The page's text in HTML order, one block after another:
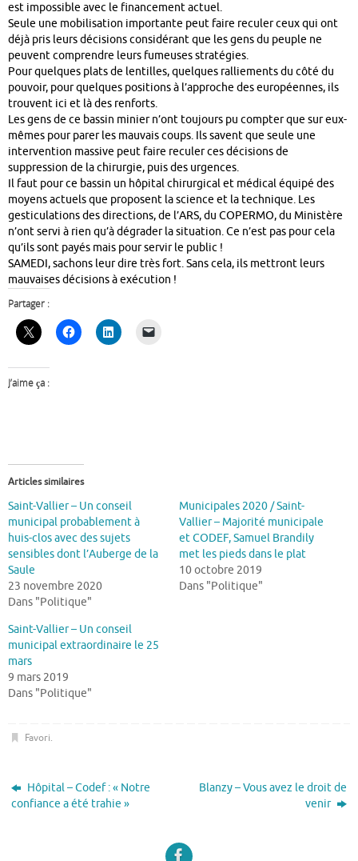
est impossible avec le financement actuel.
Seule une mobilisation importante peut faire reculer ceux qui ont
déjà pris leurs décisions considérant que les gens du peuple ne
peuvent comprendre leurs fumeuses stratégies.
Pour quelques plats de lentilles, quelques ralliements du côté du
pouvoir, pour quelques positions à l’approche des européennes, ils
trouvent ici et là des renforts.
Les gens de ce bassin minier n’ont toujours pu compter que sur eux-
mêmes pour parer les mauvais coups. Ils savent que seule une
intervention massive peut faire reculer ces décisions de
suppression de la chirurgie, puis des urgences.
Il faut pour ce bassin un hôpital chirurgical et médical équipé des
moyens actuels que proposent la science et la technique. Les
gesticulations des directions, de l’ARS, du COPERMO, du Ministère
n’ont servi à rien qu’à dégrader la situation. Ce n’est pas pour cela
qu’ils sont payés mais pour servir le public !
SAMEDI, sachons leur dire très fort. Sans cela, ils mettront leurs
mauvaises décisions à exécution !
Partager :
J’aime ça :
Articles similaires
Saint-Vallier – Un conseil
municipal probablement à
huis-clos avec des sujets
sensibles dont l’Auberge de la
Saule
23 novembre 2020
Dans "Politique"
Municipales 2020 / Saint-
Vallier – Majorité municipale
et CODEF, Samuel Brandily
met les pieds dans le plat
10 octobre 2019
Dans "Politique"
Saint-Vallier – Un conseil
municipal extraordinaire le 25
mars
9 mars 2019
Dans "Politique"
Favori.
Hôpital – Codef : « Notre
confiance a été trahie »
Blanzy – Vous avez le droit de
venir